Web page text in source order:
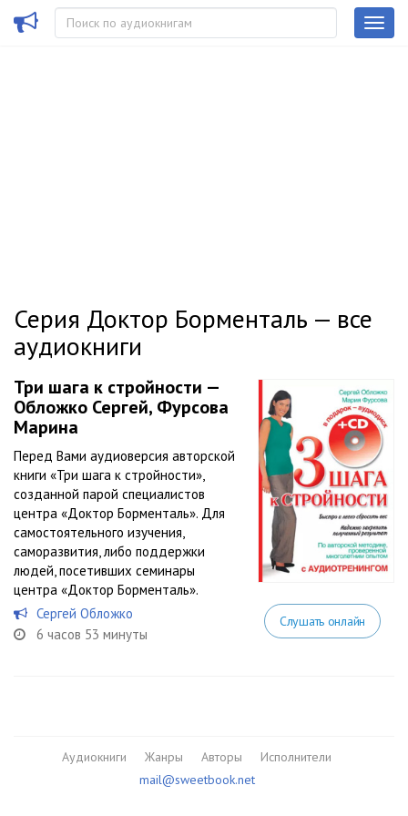
Серия Доктор Борменталь — все
аудиокниги
Три шага к стройности —
Обложко Сергей, Фурсова
Марина
Перед Вами аудиоверсия авторской
книги «Три шага к стройности»,
созданной парой специалистов
центра «Доктор Борменталь». Для
самостоятельного изучения,
саморазвития, либо поддержки
людей, посетивших семинары
центра «Доктор Борменталь».
Сергей Обложко
6 часов 53 минуты
Слушать онлайн
Аудиокниги Жанры Авторы
Исполнители
mail@sweetbook.net